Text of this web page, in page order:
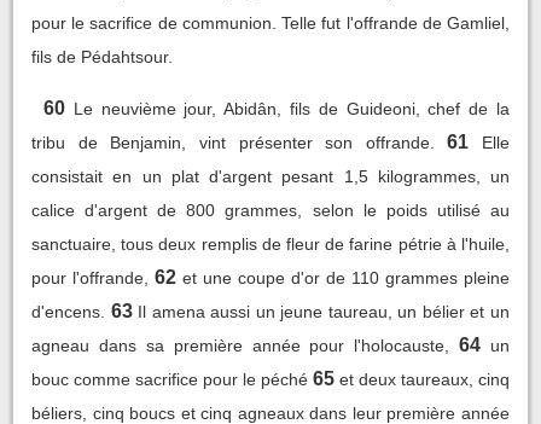
pour le sacrifice de communion. Telle fut l'offrande de Gamliel,
fils de Pédahtsour.
60 Le neuvième jour, Abidân, fils de Guideoni, chef de la
tribu de Benjamin, vint présenter son offrande.
61
Elle
consistait en un plat d'argent pesant 1,5 kilogrammes, un
calice d'argent de 800 grammes, selon le poids utilisé au
sanctuaire, tous deux remplis de fleur de farine pétrie à l'huile,
pour l'offrande, 62 et une coupe d'or de 110 grammes pleine
d'encens. 63 Il amena aussi un jeune taureau, un bélier et un
agneau dans sa première année pour l'holocauste,
64 un
bouc comme sacrifice pour le péché 65 et deux taureaux, cinq
béliers, cinq boucs et cinq agneaux dans leur première année